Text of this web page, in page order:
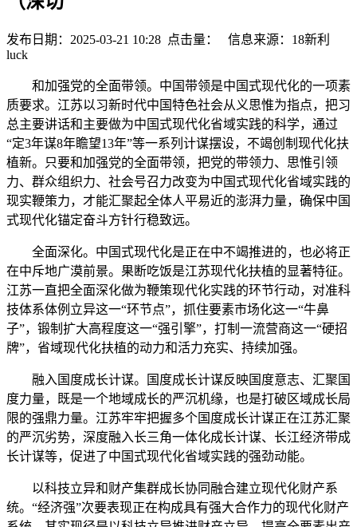
发布日期：2025-03-21 10:28 点击量：
信息来源：18新利
luck
和加强党的全面带领。中国带领是中国式现代化的一项素
质要求。江苏以习新时代中国特色社会从义思惟为指点，把习
总主要讲话和主要做为中国式现代化省域实践的科学，通过
“定3年谋8年瞻望13年”等一系列计谋摆设，不竭创制现代化扶
植新。只要和加强党的全面带领，把党的带领力、思惟引领
力、群众组织力、社会号召力改变为中国式现代化省域实践的
现实鞭策力，才能汇聚起全体人平易近的澎湃力量，确保中国
式现代化锚定奋斗方针行稳致远。
全面深化。中国式现代化是正在中不竭推进的，也必将正
在中斥地广漠前景。果断吃饭是江苏现代化扶植的显著特征。
江苏一直把全面深化做为鞭策现代化实践的环节行动，对准科
技体系体例立异这一“环节点”，抓住要素市场化这一“牛鼻
子”，锻制扩大高程度这一“强引擎”，打制一流营商这一“硬招
牌”，省域现代化扶植的动力和活力充实、持续加强。
融入国度成长计谋。国度成长计谋反映国度意志、汇聚国
度力量，既是一个地域成长的严沉机缘，也是打破区域成长局
限的强鼎力量。江苏牢牢把握多个国度成长计谋正在江苏汇聚
的严沉劣势，深度融入长三角一体化成长计谋、长江经济带成
长计谋等，促进了中国式现代化省域实践的强劲动能。
以科技立异和财产集群成长协同融合建立现代化财产系
统。“经济强”次要表现正在构成具有强大合作力的现代化财产